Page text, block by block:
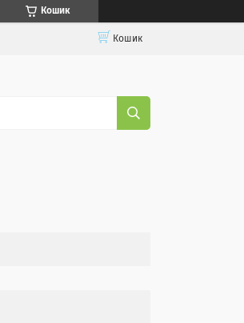
Кошик
Кошик